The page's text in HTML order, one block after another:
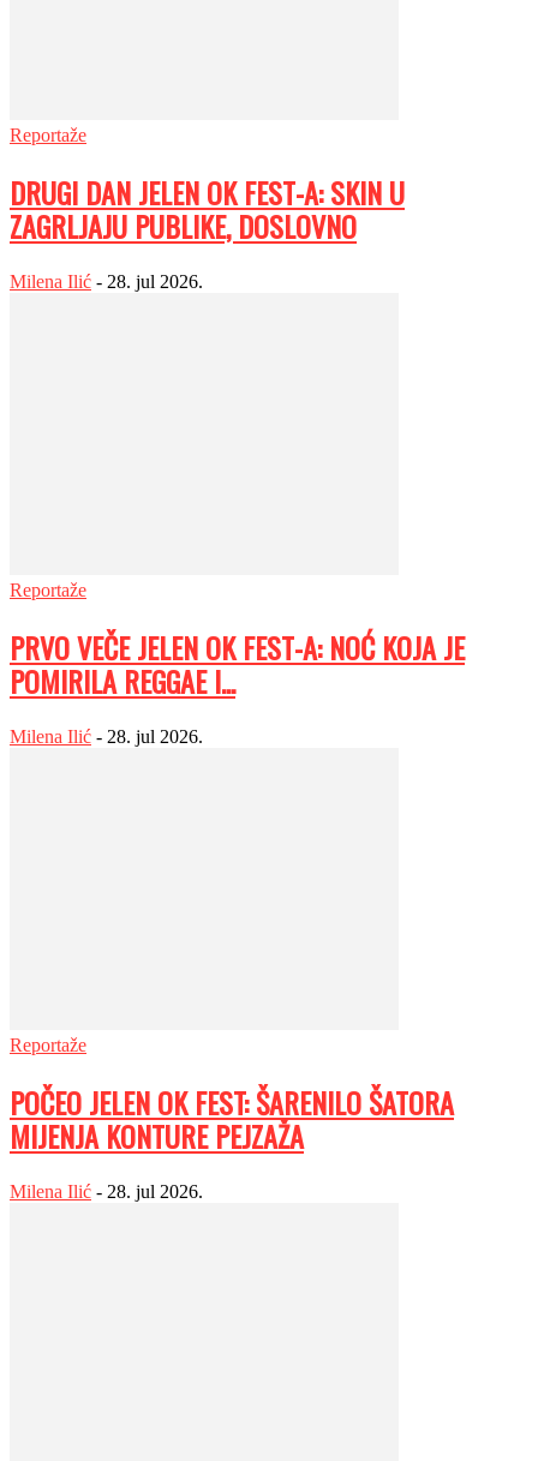
Reportaže
DRUGI DAN JELEN OK FEST-A: SKIN U
ZAGRLJAJU PUBLIKE, DOSLOVNO
Milena Ilić - 28. jul 2026.
Reportaže
PRVO VEČE JELEN OK FEST-A: NOĆ KOJA JE
POMIRILA REGGAE I...
Milena Ilić - 28. jul 2026.
Reportaže
POČEO JELEN OK FEST: ŠARENILO ŠATORA
MIJENJA KONTURE PEJZAŽA
Milena Ilić - 28. jul 2026.